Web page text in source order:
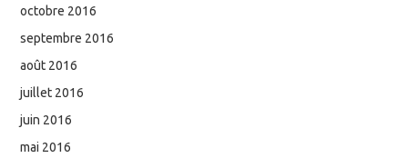
octobre 2016
septembre 2016
août 2016
juillet 2016
juin 2016
mai 2016